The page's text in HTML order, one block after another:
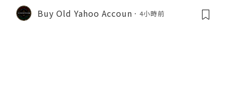
Buy Old Yahoo Accoun 4小時前